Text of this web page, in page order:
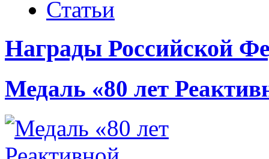
Статьи
Награды Российской
Медаль «80 лет